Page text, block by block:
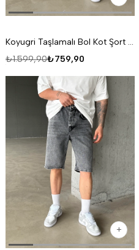
Koyugri Taşlamalı Bol Kot Şort MB 6-2
₺759,90
₺1.599,90